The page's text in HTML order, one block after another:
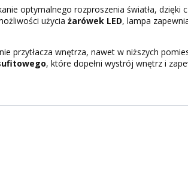
optymalnego rozproszenia światła, dzięki
użycia żarówek LED, lampa
przytłacza wnętrza, nawet w niższych
, które dopełni wystrój wnętrz i